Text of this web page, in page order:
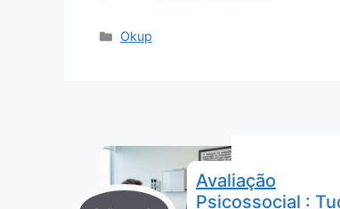
Categorias
Okup
Avaliação
Psicossocial :